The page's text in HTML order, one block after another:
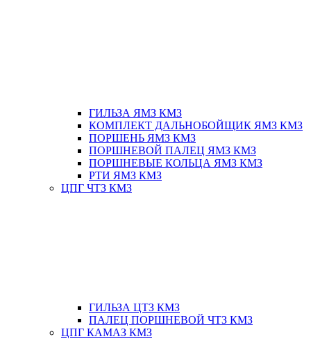
ГИЛЬЗА ЯМЗ КМЗ
КОМПЛЕКТ ДАЛЬНОБОЙЩИК ЯМЗ КМЗ
ПОРШЕНЬ ЯМЗ КМЗ
ПОРШНЕВОЙ ПАЛЕЦ ЯМЗ КМЗ
ПОРШНЕВЫЕ КОЛЬЦА ЯМЗ КМЗ
РТИ ЯМЗ КМЗ
ЦПГ ЧТЗ КМЗ
ГИЛЬЗА ЦТЗ КМЗ
ПАЛЕЦ ПОРШНЕВОЙ ЧТЗ КМЗ
ЦПГ КАМАЗ КМЗ